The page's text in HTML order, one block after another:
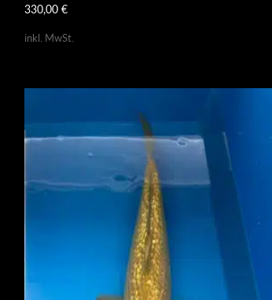
330,00 €
inkl. MwSt.